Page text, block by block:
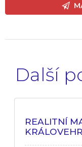
Další
REALITNÍ